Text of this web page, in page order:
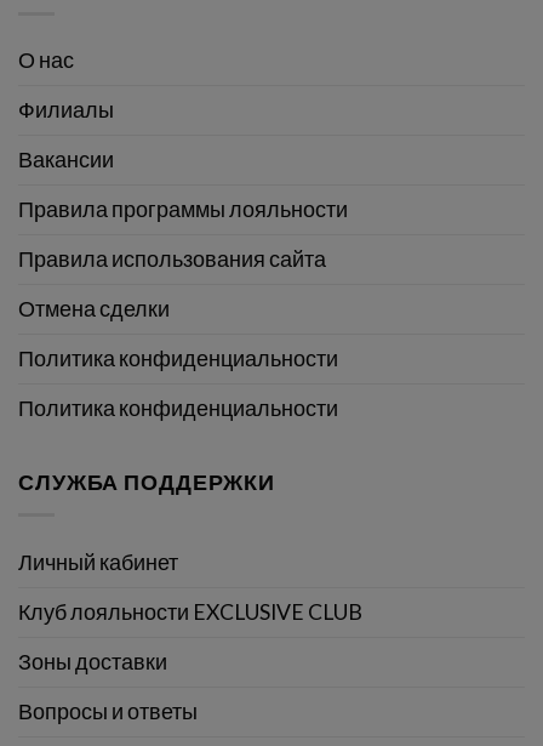
О нас
Филиалы
Вакансии
Правила программы лояльности
Правила использования сайта
Отмена сделки
Политика конфиденциальности
Политика конфиденциальности
СЛУЖБА ПОДДЕРЖКИ
Личный кабинет
Клуб лояльности EXCLUSIVE CLUB
Зоны доставки
Вопросы и ответы